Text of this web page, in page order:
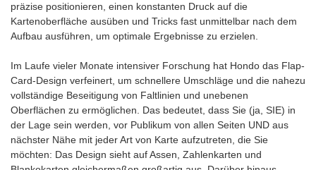
präzise positionieren, einen konstanten Druck auf die
Kartenoberfläche ausüben und Tricks fast unmittelbar nach dem
Aufbau ausführen, um optimale Ergebnisse zu erzielen.
Im Laufe vieler Monate intensiver Forschung hat Hondo das Flap-
Card-Design verfeinert, um schnellere Umschläge und die nahezu
vollständige Beseitigung von Faltlinien und unebenen
Oberflächen zu ermöglichen. Das bedeutet, dass Sie (ja, SIE) in
der Lage sein werden, vor Publikum von allen Seiten UND aus
nächster Nähe mit jeder Art von Karte aufzutreten, die Sie
möchten: Das Design sieht auf Assen, Zahlenkarten und